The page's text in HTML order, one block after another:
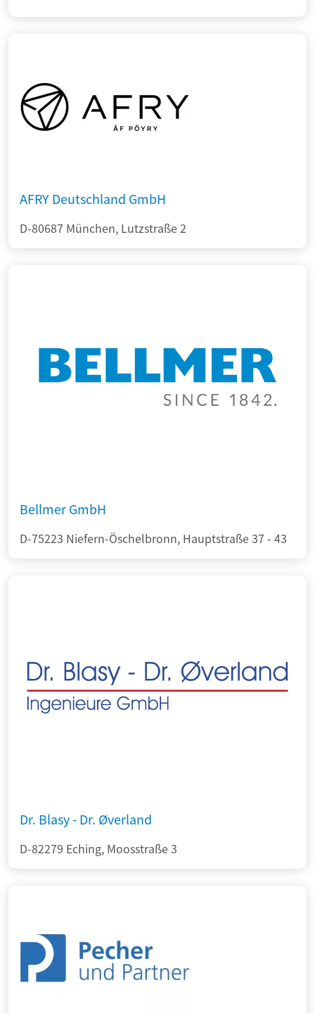
AFRY Deutschland GmbH
D-80687 München, Lutzstraße 2
Bellmer GmbH
D-75223 Niefern-Öschelbronn, Hauptstraße 37 - 43
Dr. Blasy - Dr. Øverland
D-82279 Eching, Moosstraße 3